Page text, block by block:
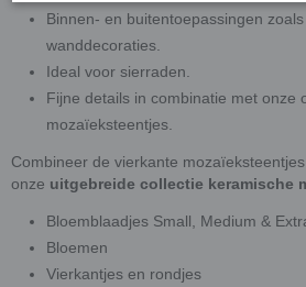
Binnen- en buitentoepassingen
wanddecoraties.
Ideal voor sierraden.
Fijne details in combinatie met onze
mozaïeksteentjes.
Combineer de vierkante
onze uitgebreide collectie keramische
Bloemblaadjes Small, Medium &
Bloemen
Vierkantjes en rondjes